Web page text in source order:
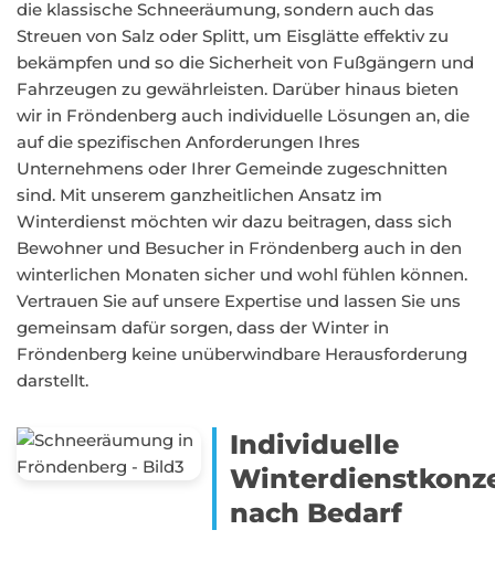
die klassische Schneeräumung, sondern auch das
Streuen von Salz oder Splitt, um Eisglätte effektiv zu
bekämpfen und so die Sicherheit von Fußgängern und
Fahrzeugen zu gewährleisten. Darüber hinaus bieten
wir in Fröndenberg auch individuelle Lösungen an, die
auf die spezifischen Anforderungen Ihres
Unternehmens oder Ihrer Gemeinde zugeschnitten
sind. Mit unserem ganzheitlichen Ansatz im
Winterdienst möchten wir dazu beitragen, dass sich
Bewohner und Besucher in Fröndenberg auch in den
winterlichen Monaten sicher und wohl fühlen können.
Vertrauen Sie auf unsere Expertise und lassen Sie uns
gemeinsam dafür sorgen, dass der Winter in
Fröndenberg keine unüberwindbare Herausforderung
darstellt.
Individuelle
nach Bedarf